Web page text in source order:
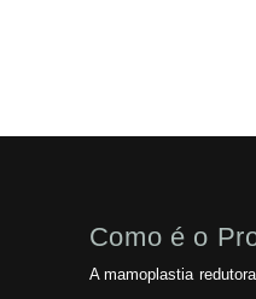
Como é o
A mamoplastia